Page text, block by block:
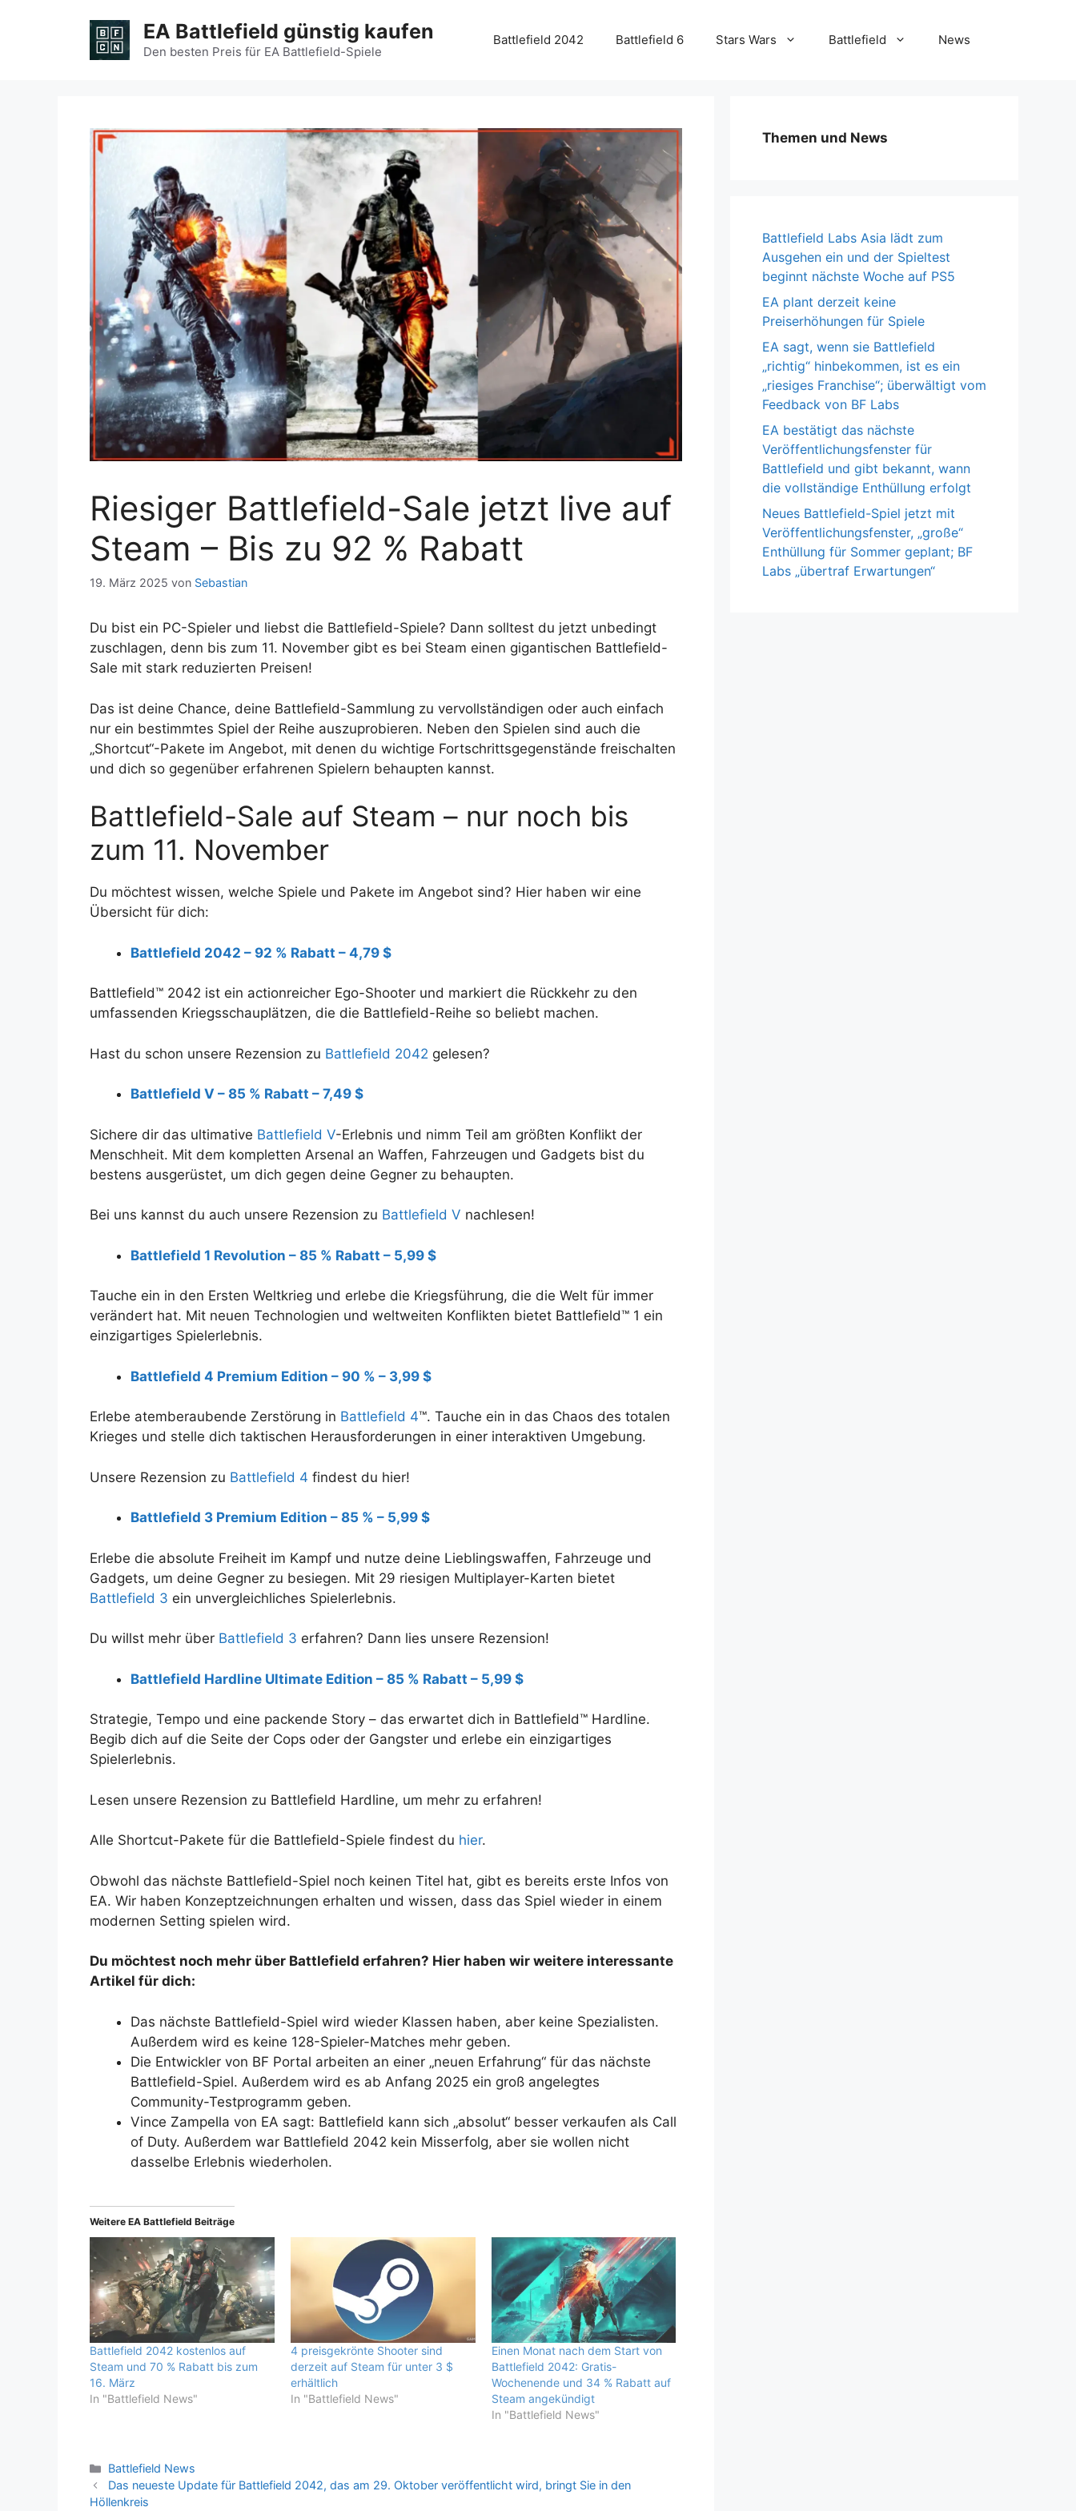
EA Battlefield günstig kaufen
Den besten Preis für EA Battlefield-Spiele
Battlefield 2042 Battlefield 6 Stars Wars Battlefield News
Riesiger Battlefield-Sale jetzt live auf
Steam – Bis zu 92 % Rabatt
19. März 2025 von Sebastian
Du bist ein PC-Spieler und liebst die Battlefield-Spiele? Dann solltest du jetzt unbedingt
zuschlagen, denn bis zum 11. November gibt es bei Steam einen gigantischen Battlefield-
Sale mit stark reduzierten Preisen!
Das ist deine Chance, deine Battlefield-Sammlung zu vervollständigen oder auch einfach
nur ein bestimmtes Spiel der Reihe auszuprobieren. Neben den Spielen sind auch die
„Shortcut“-Pakete im Angebot, mit denen du wichtige Fortschrittsgegenstände freischalten
und dich so gegenüber erfahrenen Spielern behaupten kannst.
Battlefield-Sale auf Steam – nur noch bis
zum 11. November
Du möchtest wissen, welche Spiele und Pakete im Angebot sind? Hier haben wir eine
Übersicht für dich:
Battlefield 2042 – 92 % Rabatt – 4,79 $
Battlefield™ 2042 ist ein actionreicher Ego-Shooter und markiert die Rückkehr zu den
umfassenden Kriegsschauplätzen, die die Battlefield-Reihe so beliebt machen.
Hast du schon unsere Rezension zu Battlefield 2042 gelesen?
Battlefield V – 85 % Rabatt – 7,49 $
Sichere dir das ultimative Battlefield V-Erlebnis und nimm Teil am größten Konflikt der
Menschheit. Mit dem kompletten Arsenal an Waffen, Fahrzeugen und Gadgets bist du
bestens ausgerüstet, um dich gegen deine Gegner zu behaupten.
Bei uns kannst du auch unsere Rezension zu Battlefield V nachlesen!
Battlefield 1 Revolution – 85 % Rabatt – 5,99 $
Tauche ein in den Ersten Weltkrieg und erlebe die Kriegsführung, die die Welt für immer
verändert hat. Mit neuen Technologien und weltweiten Konflikten bietet Battlefield™ 1 ein
einzigartiges Spielerlebnis.
Battlefield 4 Premium Edition – 90 % – 3,99 $
Erlebe atemberaubende Zerstörung in Battlefield 4™. Tauche ein in das Chaos des totalen
Krieges und stelle dich taktischen Herausforderungen in einer interaktiven Umgebung.
Unsere Rezension zu Battlefield 4 findest du hier!
Battlefield 3 Premium Edition – 85 % – 5,99 $
Erlebe die absolute Freiheit im Kampf und nutze deine Lieblingswaffen, Fahrzeuge und
Gadgets, um deine Gegner zu besiegen. Mit 29 riesigen Multiplayer-Karten bietet
Battlefield 3 ein unvergleichliches Spielerlebnis.
Du willst mehr über Battlefield 3 erfahren? Dann lies unsere Rezension!
Battlefield Hardline Ultimate Edition – 85 % Rabatt – 5,99 $
Strategie, Tempo und eine packende Story – das erwartet dich in Battlefield™ Hardline.
Begib dich auf die Seite der Cops oder der Gangster und erlebe ein einzigartiges
Spielerlebnis.
Lesen unsere Rezension zu Battlefield Hardline, um mehr zu erfahren!
Alle Shortcut-Pakete für die Battlefield-Spiele findest du hier.
Obwohl das nächste Battlefield-Spiel noch keinen Titel hat, gibt es bereits erste Infos von
EA. Wir haben Konzeptzeichnungen erhalten und wissen, dass das Spiel wieder in einem
modernen Setting spielen wird.
Du möchtest noch mehr über Battlefield erfahren? Hier haben wir weitere interessante
Artikel für dich:
Das nächste Battlefield-Spiel wird wieder Klassen haben, aber keine Spezialisten.
Außerdem wird es keine 128-Spieler-Matches mehr geben.
Die Entwickler von BF Portal arbeiten an einer „neuen Erfahrung“ für das nächste
Battlefield-Spiel. Außerdem wird es ab Anfang 2025 ein groß angelegtes
Community-Testprogramm geben.
Vince Zampella von EA sagt: Battlefield kann sich „absolut“ besser verkaufen als Call
of Duty. Außerdem war Battlefield 2042 kein Misserfolg, aber sie wollen nicht
dasselbe Erlebnis wiederholen.
Weitere EA Battlefield Beiträge
Battlefield 2042 kostenlos auf
Steam und 70 % Rabatt bis zum
16. März
In "Battlefield News"
4 preisgekrönte Shooter sind
derzeit auf Steam für unter 3 $
erhältlich
In "Battlefield News"
Einen Monat nach dem Start von
Battlefield 2042: Gratis-
Wochenende und 34 % Rabatt auf
Steam angekündigt
In "Battlefield News"
Kategorien
Battlefield News
Das neueste Update für Battlefield 2042, das am 29. Oktober veröffentlicht wird, bringt Sie in den
Höllenkreis
Themen und News
Battlefield Labs Asia lädt zum
Ausgehen ein und der Spieltest
beginnt nächste Woche auf PS5
EA plant derzeit keine
Preiserhöhungen für Spiele
EA sagt, wenn sie Battlefield
„richtig“ hinbekommen, ist es ein
„riesiges Franchise“; überwältigt vom
Feedback von BF Labs
EA bestätigt das nächste
Veröffentlichungsfenster für
Battlefield und gibt bekannt, wann
die vollständige Enthüllung erfolgt
Neues Battlefield-Spiel jetzt mit
Veröffentlichungsfenster, „große“
Enthüllung für Sommer geplant; BF
Labs „übertraf Erwartungen“